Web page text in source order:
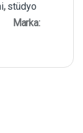
, stüdyo
Marka: